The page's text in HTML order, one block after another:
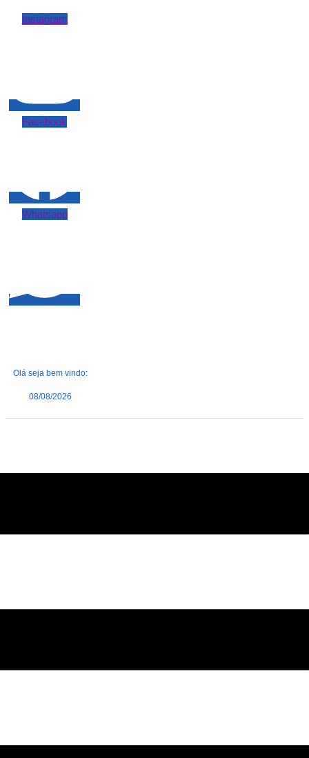
Instagram
Facebook
Whatsapp
Olá seja bem vindo:
08/08/2026